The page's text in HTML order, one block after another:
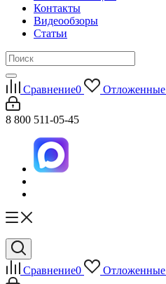
Контакты
Видеообзоры
Статьи
Сравнение0 Отложенные
8 800 511-05-45
Сравнение0 Отложенные